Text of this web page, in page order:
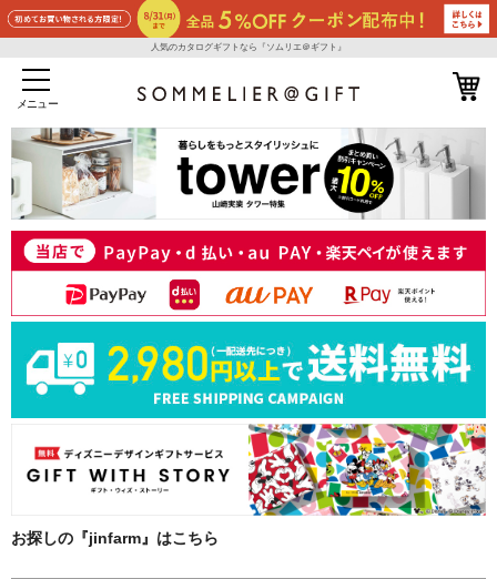
人気のカタログギフトなら『ソムリエ＠ギフト』
メニュー
お探しの『jinfarm』はこちら